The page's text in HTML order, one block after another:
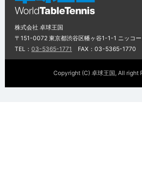
株式会社 卓球王国
〒151-0072 東京都渋谷区幡ヶ谷1-1-1 ニッコ
TEL： 03-5365-1771 FAX：03-5365-1770
Copyright (C) 卓球王国, All right